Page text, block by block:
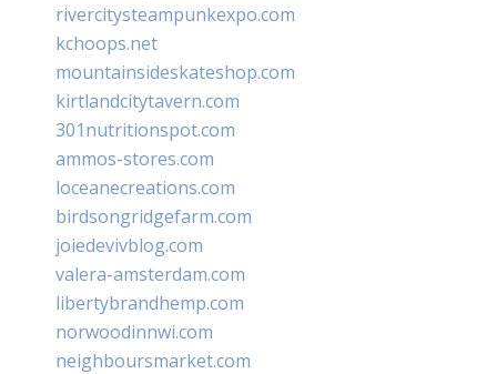
rivercitysteampunkexpo.com
kchoops.net
mountainsideskateshop.com
kirtlandcitytavern.com
301nutritionspot.com
ammos-stores.com
loceanecreations.com
birdsongridgefarm.com
joiedevivblog.com
valera-amsterdam.com
libertybrandhemp.com
norwoodinnwi.com
neighboursmarket.com